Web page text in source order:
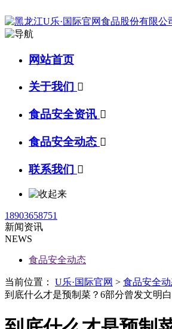
网站首页
关于我们 
食品安全资讯 
食品安全动态 
联系我们 
18903658751
新闻资讯
NEWS
食品安全动态
当前位置： U乐·国际官网 > 食品安全
到底什么才是预制菜？6部分曾发文明白